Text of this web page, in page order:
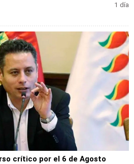
1 día
crítico por el 6 de Agosto